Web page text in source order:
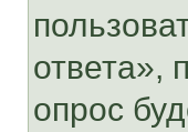
ответа»,
опрос